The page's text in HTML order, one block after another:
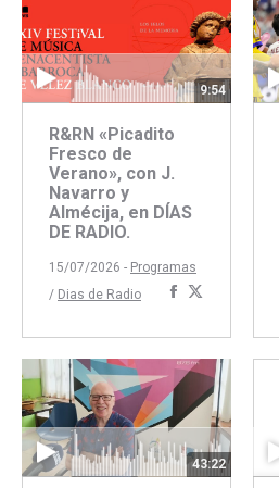
9:54
R&RN «Picadito
Fresco de
Verano», con J.
Navarro y
Almécija, en DÍAS
DE RADIO.
15/07/2026 - Programas
/ Dias de Radio
Compartir
Facebook
Twitter
43:22